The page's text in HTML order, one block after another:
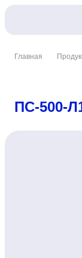
Главная
ПС-500-